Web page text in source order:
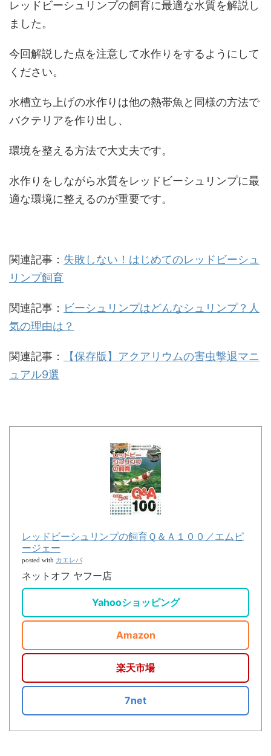
レッドビーシュリンプの飼育に最適な水質を解説し
ました。
今回解説した点を注意して水作りをするようにして
ください。
水槽立ち上げの水作りは他の熱帯魚と同様の方法で
バクテリアを作り出し、
環境を整える方法で大丈夫です。
水作りをしながら水質をレッドビーシュリンプに最
適な環境に整えるのが重要です。
関連記事： 失敗しない！はじめてのレッドビーシュ
リンプ飼育
関連記事： ビーシュリンプはどんなシュリンプ？人
気の理由は？
関連記事：
【保存版】アクアリウムの害虫撃退マニ
ュアル9選
レッドビーシュリンプの飼育Ｑ＆Ａ１００／エムピ
ージェー
posted with カエレバ
ネットオフ ヤフー店
Yahooショッピング
Amazon
楽天市場
7net